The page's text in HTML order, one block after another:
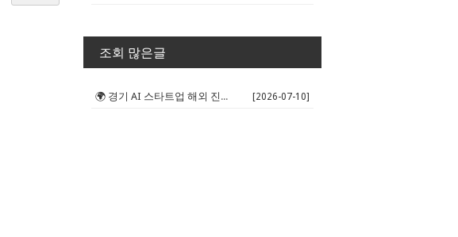
조회 많은글
🌍 경기 AI 스타트업 해외 진출 판... [2026-07-10]